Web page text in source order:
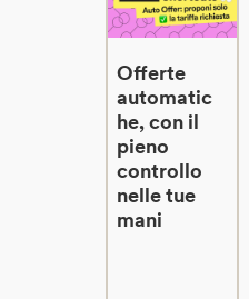
Offerte
automatic
he, con il
pieno
controllo
nelle tue
mani